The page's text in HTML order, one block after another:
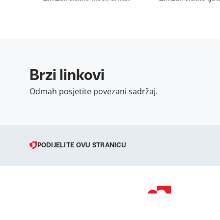
Brzi linkovi
Odmah posjetite povezani sadržaj.
PODIJELITE OVU STRANICU